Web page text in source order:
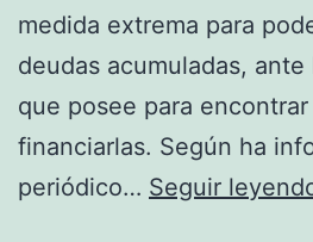
medida extrema para
deudas acumuladas,
que posee para
financiarlas. Según ha
periódico… Seguir